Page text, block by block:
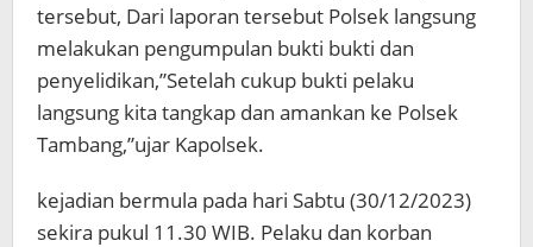
tersebut, Dari laporan tersebut Polsek langsung
melakukan pengumpulan bukti bukti dan
penyelidikan,”Setelah cukup bukti pelaku
langsung kita tangkap dan amankan ke Polsek
Tambang,”ujar Kapolsek.
kejadian bermula pada hari Sabtu (30/12/2023)
sekira pukul 11.30 WIB. Pelaku dan korban